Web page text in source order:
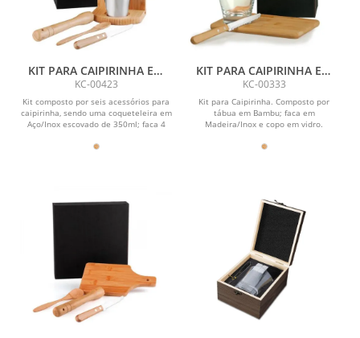
KIT PARA CAIPIRINHA EM
BAMBU / MADEIRA IBIZA -
0,35 L - 6 PÇS
KC-00423
Kit composto por seis acessórios para
caipirinha, sendo uma coqueteleira em
Aço/Inox escovado de 350ml; faca 4
KIT PARA CAIPIRINHA EM
BAMBU / MADEIRA - 0,35 L -
3 PÇS
KC-00333
Kit para Caipirinha. Composto por
tábua em Bambu; faca em
Madeira/Inox e copo em vidro.